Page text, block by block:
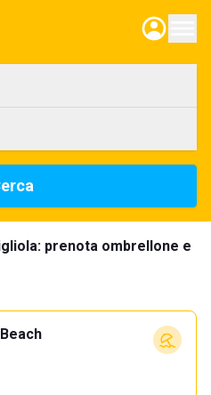
prenota ombrellone e